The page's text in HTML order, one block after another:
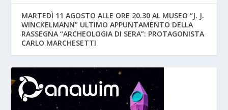
MARTEDÌ 11 AGOSTO ALLE ORE 20.30 AL MUSEO “J. J.
WINCKELMANN” ULTIMO APPUNTAMENTO DELLA
RASSEGNA “ARCHEOLOGIA DI SERA”: PROTAGONISTA
CARLO MARCHESETTI